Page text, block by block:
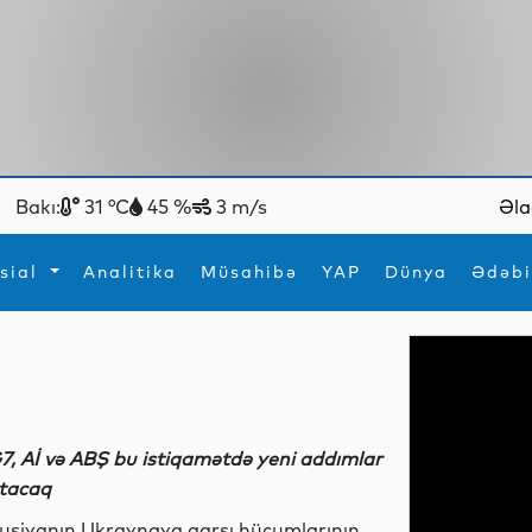
Bakı: 31 °C 45 % 3 m/s
Analitika Müsahibə YAP Dünya
Aİ və ABŞ bu istiqamətdə yeni addımlar